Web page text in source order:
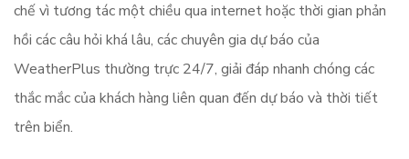
chế vì tương tác một chiều qua internet hoặc thời gian phản
hồi các câu hỏi khá lâu, các chuyên gia dự báo của
WeatherPlus thường trực 24/7, giải đáp nhanh chóng các
thắc mắc của khách hàng liên quan đến dự báo và thời tiết
trên biển.